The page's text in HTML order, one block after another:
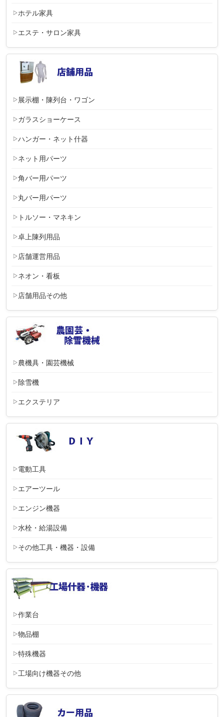
ホテル家具
エステ・サロン家具
展示棚・陳列台・ワゴン
ガラスショーケース
ハンガー・ネット什器
ネット用パーツ
角バー用パーツ
丸バー用パーツ
トルソー・マネキン
卓上陳列用品
店舗運営用品
ネオン・看板
店舗用品その他
農機具・園芸機械
除雪機
エクステリア
電動工具
エアーツール
エンジン機器
水栓・給湯設備
その他工具・機器・設備
作業台
物品棚
特殊機器
工場向け機器その他